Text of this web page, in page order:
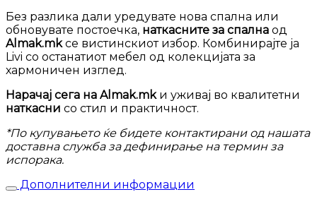
Без разлика дали уредувате нова спална или
обновувате постоечка, наткасните за спална од
Almak.mkсе вистинскиот избор. Комбинирајте ја
Livi со останатиот мебел од колекцијата за
хармоничен изглед.
Нарачај сега на Almak.mkи уживај во квалитетни
наткасни со стил и практичност.
*По купувањето ќе бидете контактирани од нашата
доставна служба за дефинирање на термин за
испорака.
Дополнителни информации